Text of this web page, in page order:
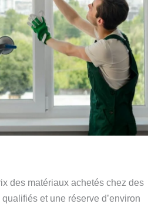
des matériaux achetés chez des
et une réserve d’environ